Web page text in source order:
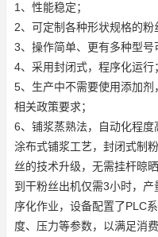
1、性能稳定；
2、可定制各种形状规格的粉
3、操作简单、更有多种型号
4、采用封闭式，程序化运行；
5、生产中不需要使用添加
相关政策要求；
6、铺浆蒸熟法，自动化程度
涂布式铺浆工艺，封闭式制
丝的技术升级，无需挂杆晾
到干粉丝出机仅需3小时，
序化作业，设备配置了PLC
度、压力等参数，以满足消